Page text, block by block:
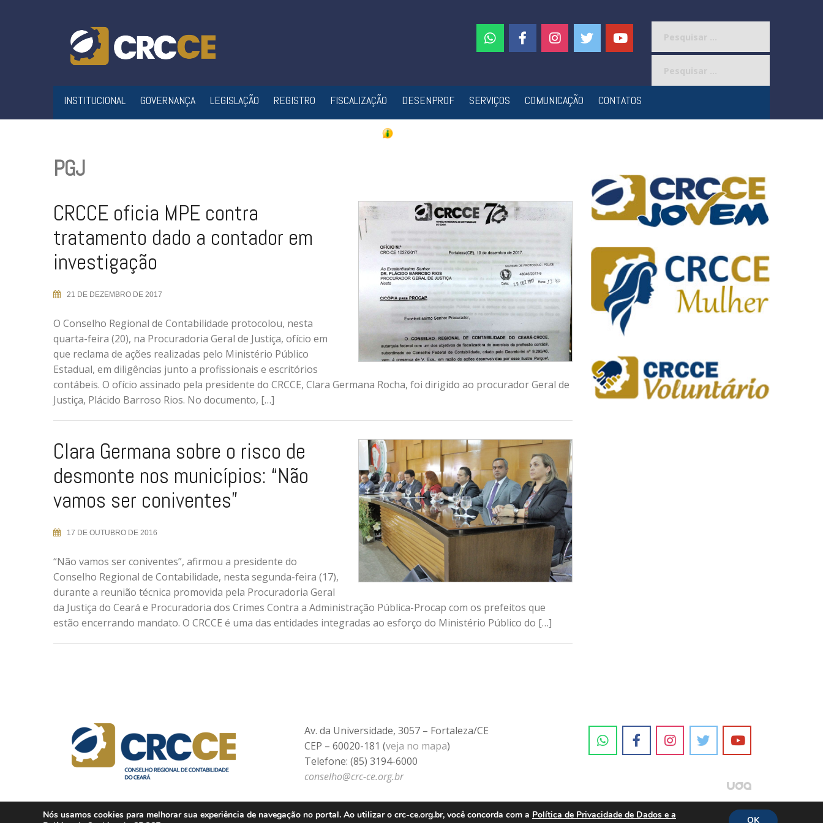
INSTITUCIONAL GOVERNANÇA LEGISLAÇÃO REGISTRO FISCALIZAÇÃO DESENPROF SERVIÇOS COMUNICAÇÃO CONTATOS
PGJ
CRCCE oficia MPE contra
tratamento dado a contador em
investigação
21 DE DEZEMBRO DE 2017
O Conselho Regional de Contabilidade protocolou, nesta
quarta-feira (20), na Procuradoria Geral de Justiça, ofício em
que reclama de ações realizadas pelo Ministério Público
Estadual, em diligências junto a profissionais e escritórios
contábeis. O ofício assinado pela presidente do CRCCE, Clara Germana Rocha, foi dirigido ao procurador Geral de
Justiça, Plácido Barroso Rios. No documento, […]
Clara Germana sobre o risco de
desmonte nos municípios: “Não
vamos ser coniventes”
17 DE OUTUBRO DE 2016
“Não vamos ser coniventes”, afirmou a presidente do
Conselho Regional de Contabilidade, nesta segunda-feira (17),
durante a reunião técnica promovida pela Procuradoria Geral
da Justiça do Ceará e Procuradoria dos Crimes Contra a Administração Pública-Procap com os prefeitos que
estão encerrando mandato. O CRCCE é uma das entidades integradas ao esforço do Ministério Público do […]
Av. da Universidade, 3057 – Fortaleza/CE
CEP – 60020-181 (veja no mapa)
Telefone: (85) 3194-6000
conselho@crc-ce.org.br
Nós usamos cookies para melhorar sua experiência de navegação no portal. Ao utilizar o crc-ce.org.br, você concorda com a Política de Privacidade de Dados e a
OK